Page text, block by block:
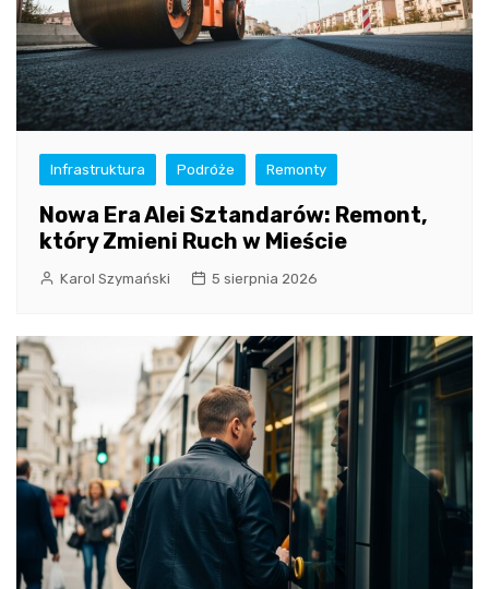
Infrastruktura Podróże Remonty
Nowa Era Alei Sztandarów: Remont,
który Zmieni Ruch w Mieście
Karol Szymański 5 sierpnia 2026